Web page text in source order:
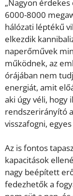
„Nagyon
6000-8000
hálózati léptékű
elkezdik
naperőművek
működnek, az
órájában nem
energiát, amit
aki úgy véli, hogy
rendszerirányító
visszafogni,
Az is fontos
kapacitások
nagy beépített
fedezhetők a